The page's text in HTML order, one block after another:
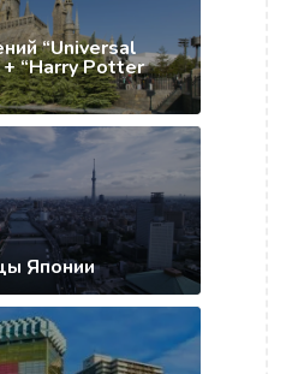
“Universal
“Harry Potter
Японии